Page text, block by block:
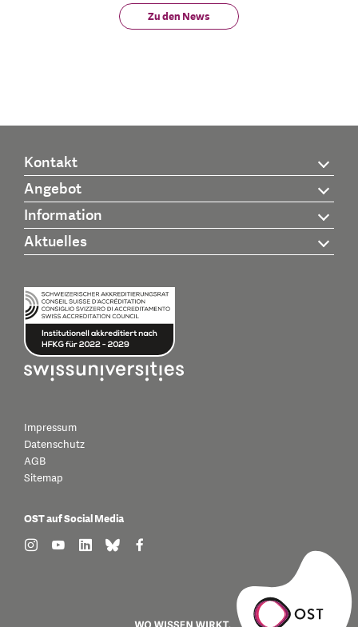
Zu den News
Kontakt
Angebot
Information
Aktuelles
Impressum
Datenschutz
AGB
Sitemap
OST auf Social Media
find us on: instagram
find us on: youtube
find us on: linkedin
find us on: bluesky
find us on: facebook